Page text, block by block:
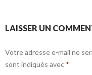
LAISSER UN
Votre adresse e-mail ne
sont indiqués avec *